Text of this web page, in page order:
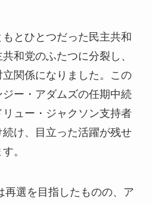
とひとつだった民主共和
和党のふたつに分裂し、
関係になりました。この
ー・アダムズの任期中続
ュー・ジャクソン支持者
け、目立った活躍が残せ
。
再選を目指したものの、ア